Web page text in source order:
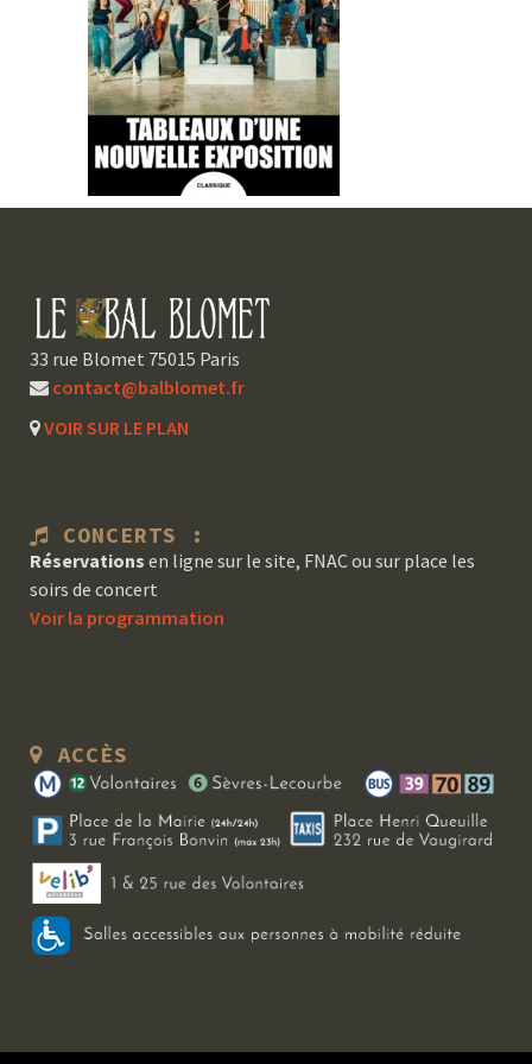
33 rue Blomet 75015 Paris
contact@balblomet.fr
VOIR SUR LE PLAN
CONCERTS :
Réservations en ligne sur le site, FNAC ou sur place les
soirs de concert
Voir la programmation
ACCÈS